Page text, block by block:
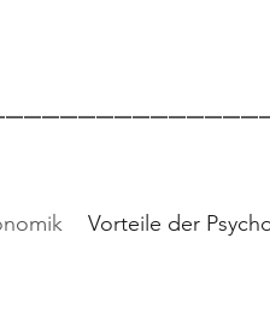
Vorteile der